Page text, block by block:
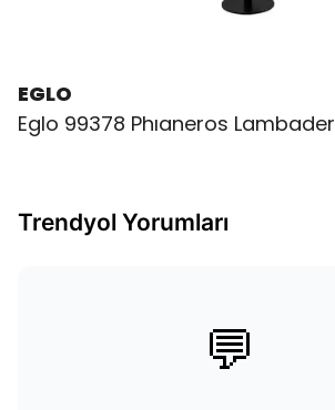
EGLO
Eglo 99378 Phıaneros Lambader
Trendyol Yorumları
💬